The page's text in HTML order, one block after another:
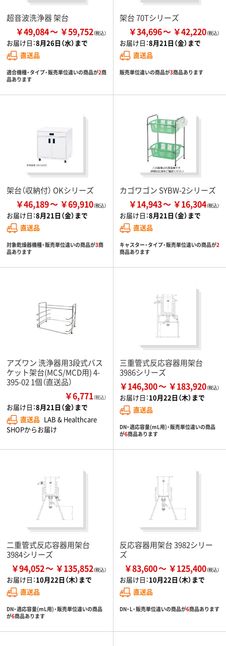
超音波洗浄器 架台
￥49,084 ￥59,752
お届け日：8月26日（水）まで
直送品
適合機種・タイプ・販売単位違いの商品が2商
品あります
架台 70Tシリーズ
￥34,696 ￥42,220
お届け日：8月21日（金）まで
直送品
販売単位違いの商品が3商品あります
架台（収納付） OKシリーズ
￥46,189 ￥69,910
お届け日：8月21日（金）まで
直送品
対象乾燥器機種・販売単位違いの商品が3商
品あります
カゴワゴン SYBW-2シリーズ
￥14,943 ￥16,304
お届け日：8月21日（金）まで
直送品
キャスター・タイプ・販売単位違いの商品が2
商品あります
アズワン 洗浄器用3段式バス
ケット架台(MCS/MCD用) 4-
395-02 1個（直送品）
￥6,771（税込）
お届け日：8月21日（金）まで
直送品 LAB & Healthcare
SHOPからお届け
三重管式反応容器用架台
3986シリーズ
￥146,300 ￥183,920
お届け日：10月22日（木）まで
直送品
DN・適応容量(mL用)・販売単位違いの商品
が6商品あります
二重管式反応容器用架台
3984シリーズ
￥94,052 ￥135,852
お届け日：10月22日（木）まで
直送品
DN・適応容量(mL用)・販売単位違いの商品
が6商品あります
反応容器用架台 3982シリー
ズ
￥83,600 ￥125,400
お届け日：10月22日（木）まで
直送品
DN・L・販売単位違いの商品が6商品あります